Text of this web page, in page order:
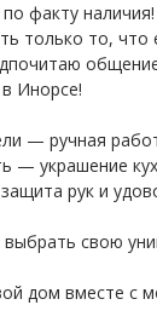
факту наличия!
только то, что
Инорсе!
— ручная
— украшение
рук и
свою
дом вместе с